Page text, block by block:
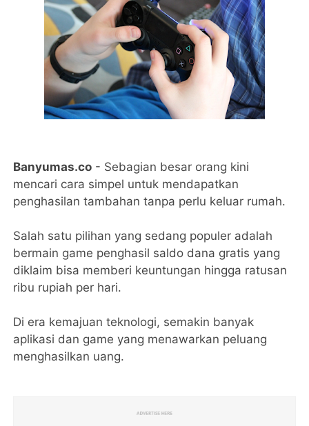
Banyumas.co - Sebagian besar orang kini
mencari cara simpel untuk mendapatkan
penghasilan tambahan tanpa perlu keluar rumah.
Salah satu pilihan yang sedang populer adalah
bermain game penghasil saldo dana gratis yang
diklaim bisa memberi keuntungan hingga ratusan
ribu rupiah per hari.
Di era kemajuan teknologi, semakin banyak
aplikasi dan game yang menawarkan peluang
menghasilkan uang.